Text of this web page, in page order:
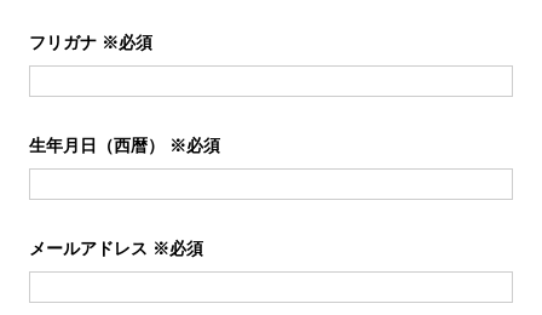
フリガナ ※必須
生年月日（西暦） ※必須
メールアドレス ※必須